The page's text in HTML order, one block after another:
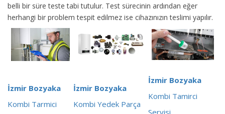
belli bir süre teste tabi tutulur. Test sürecinin ardından eğer
herhangi bir problem tespit edilmez ise cihazınızın teslimi yapılır.
İzmir Bozyaka
Kombi Tarmici
İzmir Bozyaka
Kombi Yedek Parça
İzmir Bozyaka
Kombi Tamirci
Servisi